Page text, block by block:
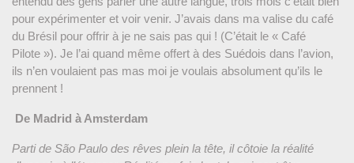
pour expérimenter et voir venir. J’avais dans ma valise du café
du Brésil pour offrir à je ne sais pas qui ! (C’était le « Café
Pilote »). Je l’ai quand même offert à des Suédois dans l’avion,
ils n’en voulaient pas mas moi je voulais absolument qu’ils le
prennent !
De Madrid à Amsterdam
Parti de São Paulo des rêves plein la tête, il côtoie la réalité